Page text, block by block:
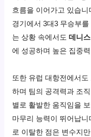
흐름을 이어가고 있습
경기에서 3대3 무승부
는 상황 속에서도데니
에 성공하며 높은 집중
또한 유럽 대항전에서
하며 팀의 공격력과 조
별로 활발한 움직임을
마무리 능력이 뛰어납
로 이탈한 점은 변수지